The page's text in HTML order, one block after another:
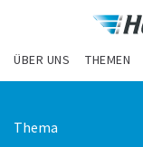
ÜBER UNS THEMEN
Thema